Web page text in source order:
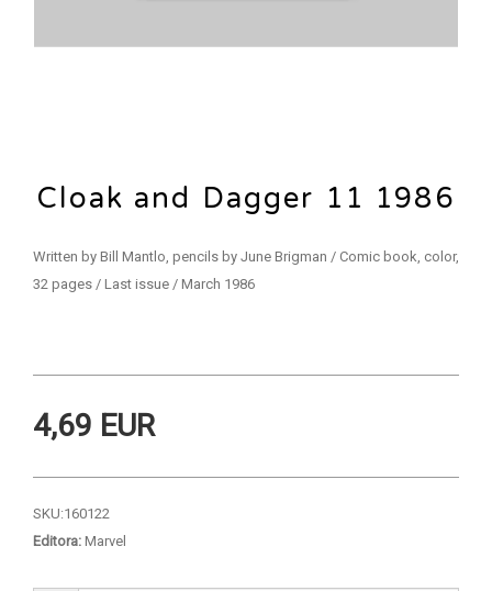
Cloak and Dagger 11 1986
Written by Bill Mantlo, pencils by June Brigman / Comic book, color,
32 pages / Last issue / March 1986
4,69 EUR
SKU:160122
Editora: Marvel